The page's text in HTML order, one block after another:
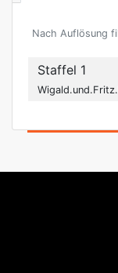
Nach Auflösung
Staffel 1